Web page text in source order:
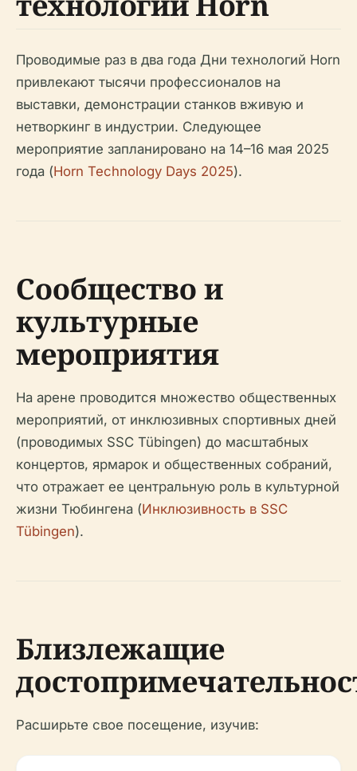
Проводимые раз в два года Дни технологий Horn
привлекают тысячи профессионалов на
выставки, демонстрации станков вживую и
нетворкинг в индустрии. Следующее
мероприятие запланировано на 14–16 мая 2025
года (Horn Technology Days 2025).
Сообщество и
культурные
мероприятия
На арене проводится множество общественных
мероприятий, от инклюзивных спортивных дней
(проводимых SSC Tübingen) до масштабных
концертов, ярмарок и общественных собраний,
что отражает ее центральную роль в культурной
жизни Тюбингена (Инклюзивность в SSC
Tübingen).
Близлежащие
Расширьте свое посещение, изучив: